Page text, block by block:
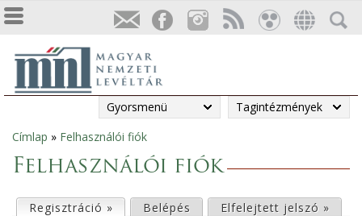
Gyorsmenü Tagintézmények
Jelenlegi
hely
Címlap » Felhasználói fiók
Felhasználói fiók
Regisztráció » (aktív fül)
Belépés Elfelejtett jelszó »